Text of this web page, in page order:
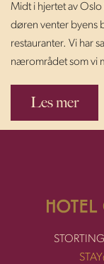
Midt i hjertet av
døren venter byens
restauranter. Vi har
nærområdet som vi
Les mer